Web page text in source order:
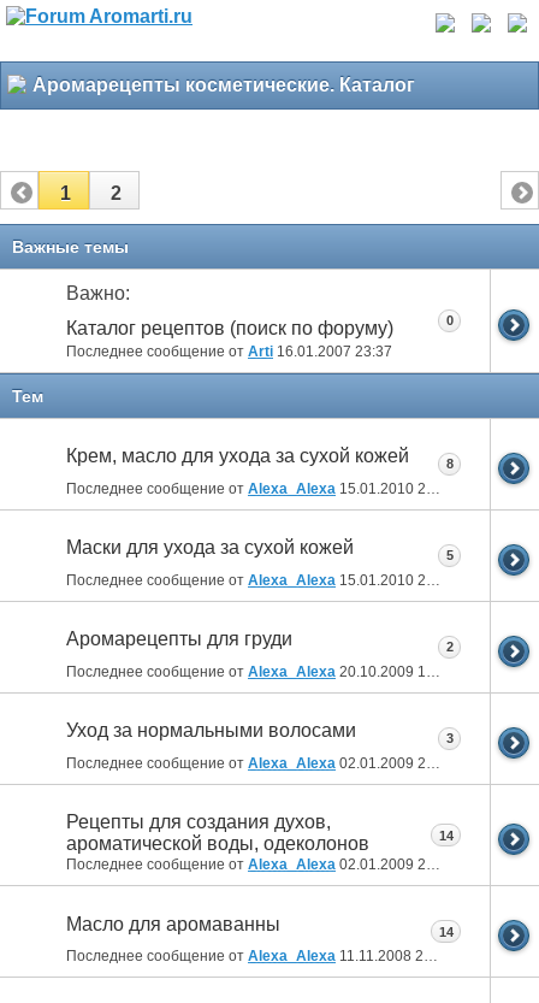
Аромарецепты косметические. Каталог
1 2
Важные темы
Важно:
Каталог рецептов (поиск по форуму)
Последнее сообщение от Arti 16.01.2007 23:37
0
Тем
Крем, масло для ухода за сухой кожей
Последнее сообщение от Alexa_Alexa 15.01.2010 21:43
8
Маски для ухода за сухой кожей
Последнее сообщение от Alexa_Alexa 15.01.2010 21:41
5
Аромарецепты для груди
Последнее сообщение от Alexa_Alexa 20.10.2009 15:57
2
Уход за нормальными волосами
Последнее сообщение от Alexa_Alexa 02.01.2009 20:38
3
Рецепты для создания духов,
ароматической воды, одеколонов
Последнее сообщение от Alexa_Alexa 02.01.2009 20:21
14
Масло для аромаванны
Последнее сообщение от Alexa_Alexa 11.11.2008 20:40
14